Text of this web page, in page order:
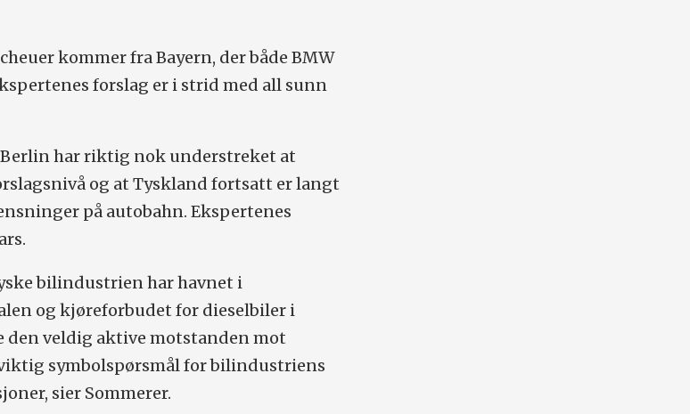
kommer fra Bayern, der både BMW
forslag er i strid med all sunn
har riktig nok understreket at
og at Tyskland fortsatt er langt
på autobahn. Ekspertenes
bilindustrien har havnet i
og kjøreforbudet for dieselbiler i
den veldig aktive motstanden mot
symbolspørsmål for bilindustriens
sier Sommerer.